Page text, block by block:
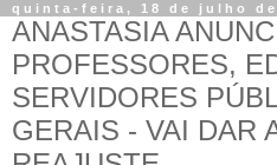
quinta-feira, 18 de julho de
ANASTASIA
PROFESSORES,
SERVIDORES
GERAIS - VAI DAR